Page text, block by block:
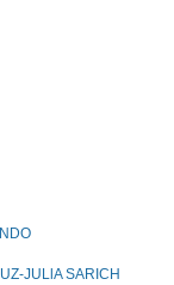
JULlA SARICH